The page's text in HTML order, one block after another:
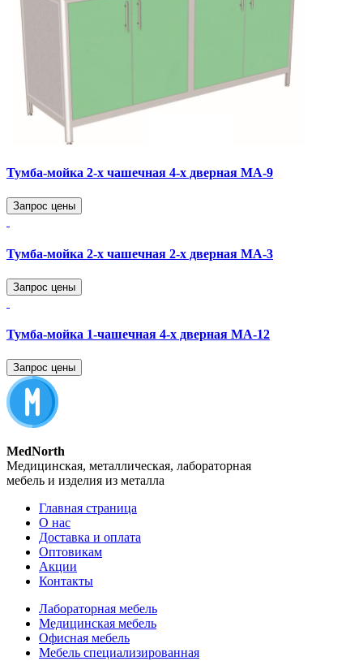
Тумба-мойка 2-х чашечная 4-х дверная МА-9
Запрос цены
Тумба-мойка 2-х чашечная 2-х дверная МА-3
Запрос цены
Тумба-мойка 1-чашечная 4-х дверная МА-12
Запрос цены
MedNorth
Медицинская, металлическая, лабораторная
мебель и изделия из металла
Главная страница
О нас
Доставка и оплата
Оптовикам
Акции
Контакты
Лабораторная мебель
Медицинская мебель
Офисная мебель
Мебель специализированная